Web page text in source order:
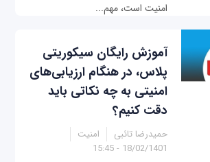
امنیت است، مهم...
آموزش رایگان سیکوریتی
پلاس، در هنگام ارزیابی‌های
امنیتی به چه نکاتی باید
دقت کنیم؟
حمیدرضا تائبی
امنیت
18/02/1401 - 15:45